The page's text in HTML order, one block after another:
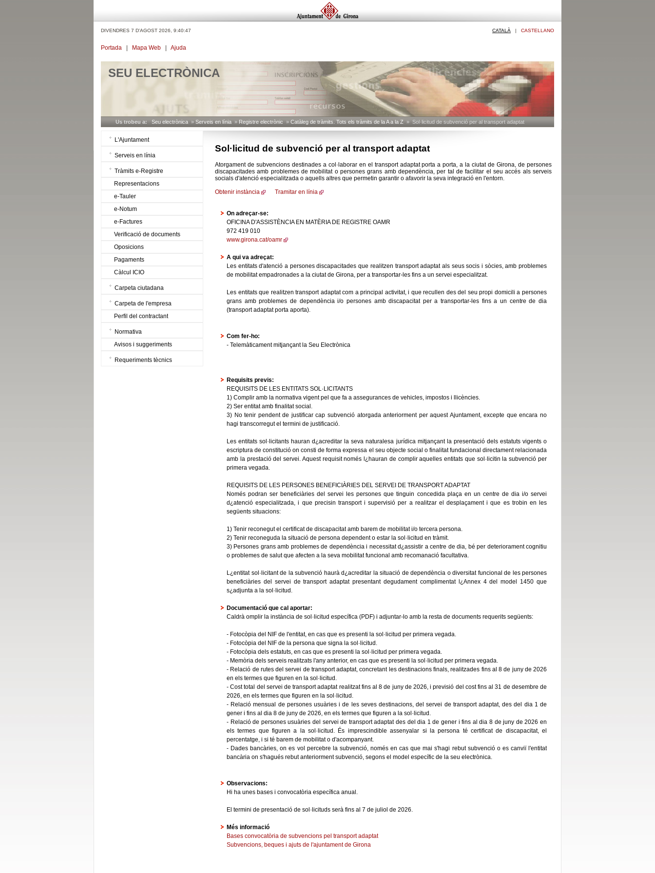
DIVENDRES 7 D'AGOST 2026, 9:40:47 CATALÀ | CASTELLANO
Portada Mapa Web Ajuda
SEU ELECTRÒNICA
Us trobeu a: Seu electrònica » Serveis en línia » Registre electrònic » Catàleg de tràmits. Tots els tràmits de la A a la Z » Sol·licitud de subvenció per al transport adaptat
L'Ajuntament
Serveis en línia
Tràmits e-Registre
Representacions
e-Tauler
e-Notum
e-Factures
Verificació de documents
Oposicions
Pagaments
Càlcul ICIO
Carpeta ciutadana
Carpeta de l'empresa
Perfil del contractant
Normativa
Avisos i suggeriments
Requeriments tècnics
Sol·licitud de subvenció per al transport adaptat
Atorgament de subvencions destinades a col·laborar en el transport adaptat porta a porta, a la ciutat de Girona, de persones
discapacitades amb problemes de mobilitat o persones grans amb dependència, per tal de facilitar el seu accés als serveis
socials d'atenció especialitzada o aquells altres que permetin garantir o afavorir la seva integració en l'entorn.
Obtenir instància
Tramitar en línia
On adreçar-se:
OFICINA D'ASSISTÈNCIA EN MATÈRIA DE REGISTRE OAMR
972 419 010
www.girona.cat/oamr
A qui va adreçat:
Les entitats d'atenció a persones discapacitades que realitzen transport adaptat als seus socis i sòcies, amb problemes
de mobilitat empadronades a la ciutat de Girona, per a transportar-les fins a un servei especialitzat.
Les entitats que realitzen transport adaptat com a principal activitat, i que recullen des del seu propi domicili a persones
grans amb problemes de dependència i/o persones amb discapacitat per a transportar-les fins a un centre de dia
(transport adaptat porta aporta).
Com fer-ho:
- Telemàticament mitjançant la Seu Electrònica
Requisits previs:
REQUISITS DE LES ENTITATS SOL·LICITANTS
1) Complir amb la normativa vigent pel que fa a assegurances de vehicles, impostos i llicències.
2) Ser entitat amb finalitat social.
3) No tenir pendent de justificar cap subvenció atorgada anteriorment per aquest Ajuntament, excepte que encara no
hagi transcorregut el termini de justificació.
Les entitats sol·licitants hauran d¿acreditar la seva naturalesa jurídica mitjançant la presentació dels estatuts vigents o
escriptura de constitució on consti de forma expressa el seu objecte social o finalitat fundacional directament relacionada
amb la prestació del servei. Aquest requisit només l¿hauran de complir aquelles entitats que sol·licitin la subvenció per
primera vegada.
REQUISITS DE LES PERSONES BENEFICIÀRIES DEL SERVEI DE TRANSPORT ADAPTAT
Només podran ser beneficiàries del servei les persones que tinguin concedida plaça en un centre de dia i/o servei
d¿atenció especialitzada, i que precisin transport i supervisió per a realitzar el desplaçament i que es trobin en les
següents situacions:
1) Tenir reconegut el certificat de discapacitat amb barem de mobilitat i/o tercera persona.
2) Tenir reconeguda la situació de persona dependent o estar la sol·licitud en tràmit.
3) Persones grans amb problemes de dependència i necessitat d¿assistir a centre de dia, bé per deteriorament cognitiu
o problemes de salut que afecten a la seva mobilitat funcional amb recomanació facultativa.
L¿entitat sol·licitant de la subvenció haurà d¿acreditar la situació de dependència o diversitat funcional de les persones
beneficiàries del servei de transport adaptat presentant degudament complimentat l¿Annex 4 del model 1450 que
s¿adjunta a la sol·licitud.
Documentació que cal aportar:
Caldrà omplir la instància de sol·licitud específica (PDF) i adjuntar-lo amb la resta de documents requerits següents:
- Fotocòpia del NIF de l'entitat, en cas que es presenti la sol·licitud per primera vegada.
- Fotocòpia del NIF de la persona que signa la sol·licitud.
- Fotocòpia dels estatuts, en cas que es presenti la sol·licitud per primera vegada.
- Memòria dels serveis realitzats l'any anterior, en cas que es presenti la sol·licitud per primera vegada.
- Relació de rutes del servei de transport adaptat, concretant les destinacions finals, realitzades fins al 8 de juny de 2026
en els termes que figuren en la sol·licitud.
- Cost total del servei de transport adaptat realitzat fins al 8 de juny de 2026, i previsió del cost fins al 31 de desembre de
2026, en els termes que figuren en la sol·licitud.
- Relació mensual de persones usuàries i de les seves destinacions, del servei de transport adaptat, des del dia 1 de
gener i fins al dia 8 de juny de 2026, en els termes que figuren a la sol·licitud.
- Relació de persones usuàries del servei de transport adaptat des del dia 1 de gener i fins al dia 8 de juny de 2026 en
els termes que figuren a la sol·licitud. És imprescindible assenyalar si la persona té certificat de discapacitat, el
percentatge, i si té barem de mobilitat o d'acompanyant.
- Dades bancàries, on es vol percebre la subvenció, només en cas que mai s'hagi rebut subvenció o es canviï l'entitat
bancària on s'hagués rebut anteriorment subvenció, segons el model específic de la seu electrònica.
Observacions:
Hi ha unes bases i convocatòria específica anual.
El termini de presentació de sol·licituds serà fins al 7 de juliol de 2026.
Més informació
Bases convocatòria de subvencions pel transport adaptat
Subvencions, beques i ajuts de l'ajuntament de Girona